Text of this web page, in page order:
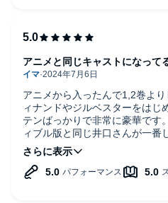
アニメから入ったんで1,2巻よ
ィナンドやジルベスターをはじ
テンばっかりで非常に豪華です
ィブル版と同じ井口さんが一番
もあるから所々端折られちゃっ
てます。
アニメと同じキャストになって